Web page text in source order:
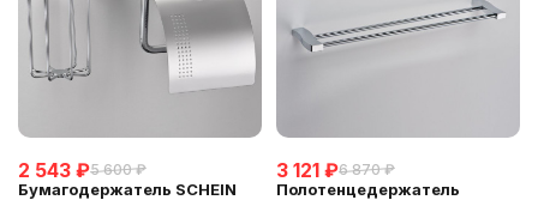
2 543 ₽5 600 ₽
Бумагодержатель SCHEIN
3 121 ₽6 870 ₽
Полотенцедержатель